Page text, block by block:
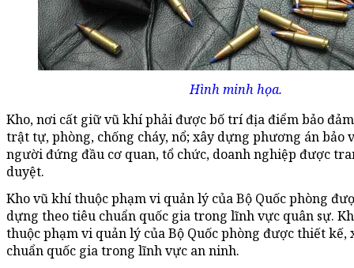
Hình minh họa.
Kho, nơi cất giữ vũ khí phải được bố trí địa điểm bảo
trật tự, phòng, chống cháy, nổ; xây dựng phương án bảo
người đứng đầu cơ quan, tổ chức, doanh nghiệp được
duyệt.
Kho vũ khí thuộc phạm vi quản lý của Bộ Quốc phòng
dựng theo tiêu chuẩn quốc gia trong lĩnh vực quân sự.
thuộc phạm vi quản lý của Bộ Quốc phòng được thiết
chuẩn quốc gia trong lĩnh vực an ninh.